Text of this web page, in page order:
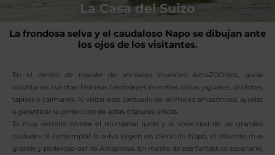
La Casa del Suizo
La frondosa selva y el caudaloso Napo se dibujan ante
los ojos de los visitantes.
En el centro de rescate de animales silvestres AmaZOOnico, guías
voluntarios cuentan historias fascinantes mientras miras jaguares, ocelotes,
tapires o caimanes. Al visitar este santuario de animales amazónicos, ayudas
a garantizar la protección de estas criaturas únicas.
Es muy sencillo olvidar el mundanal ruido y la voracidad de las grandes
ciudades al contemplar la selva virgen en pleno río Napo, el afluente más
grande y poderoso del río Amazonas. En medio de ese fantástico escenario,